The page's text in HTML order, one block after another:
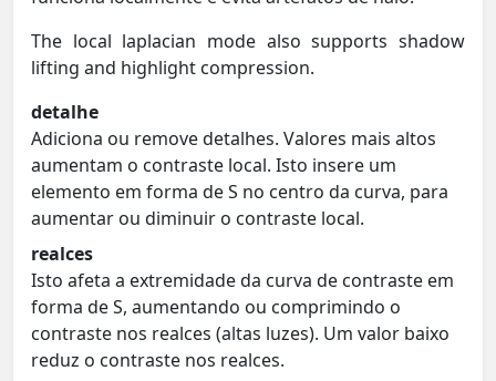
The local laplacian mode also supports shadow
lifting and highlight compression.
detalhe
Adiciona ou remove detalhes. Valores mais altos
aumentam o contraste local. Isto insere um
elemento em forma de S no centro da curva, para
aumentar ou diminuir o contraste local.
realces
Isto afeta a extremidade da curva de contraste em
forma de S, aumentando ou comprimindo o
contraste nos realces (altas luzes). Um valor baixo
reduz o contraste nos realces.